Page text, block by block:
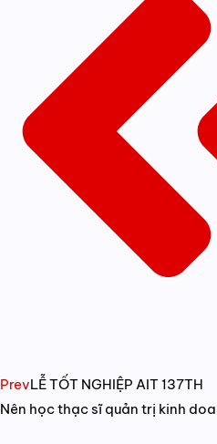
PrevLỄ TỐT NGHIỆP AIT 137TH
Nên học thạc sĩ quản trị kinh